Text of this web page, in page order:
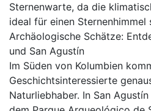
Sternenwarte, da die
ideal für einen Sternenhimmel
Archäologische Schätze:
und San Agustín
Im Süden von Kolumbien
Geschichtsinteressierte
Naturliebhaber. In San